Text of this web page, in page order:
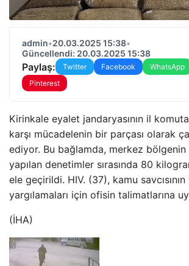
admin•20.03.2025 15:38•
Güncellendi: 20.03.2025 15:38
Paylaş: Twitter Facebook WhatsApp
Pinterest
Kirinkale eyalet jandaryasının il
karşı mücadelenin bir parçası olarak
ediyor. Bu bağlamda, merkez
yapılan denetimler sırasında 80
ele geçirildi. HIV. (37), kamu savcısının
yargılamaları için ofisin talimatlarına
(İHA)